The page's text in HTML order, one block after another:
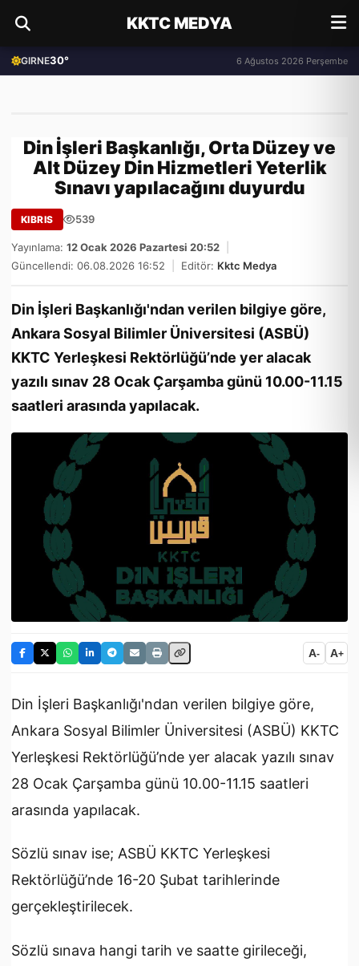
KKTC MEDYA
GIRNE30° 6 Ağustos 2026 Perşembe
Din İşleri Başkanlığı, Orta Düzey ve
Alt Düzey Din Hizmetleri Yeterlik
Sınavı yapılacağını duyurdu
KIBRIS 539
Yayınlama: 12 Ocak 2026 Pazartesi 20:52
Güncellendi: 06.08.2026 16:52
Editör: Kktc Medya
Din İşleri Başkanlığı'ndan verilen bilgiye göre,
Ankara Sosyal Bilimler Üniversitesi (ASBÜ)
KKTC Yerleşkesi Rektörlüğü’nde yer alacak
yazılı sınav 28 Ocak Çarşamba günü 10.00-11.15
saatleri arasında yapılacak.
A- A+
Din İşleri Başkanlığı'ndan verilen bilgiye göre,
Ankara Sosyal Bilimler Üniversitesi (ASBÜ) KKTC
Yerleşkesi Rektörlüğü’nde yer alacak yazılı sınav
28 Ocak Çarşamba günü 10.00-11.15 saatleri
arasında yapılacak.
Sözlü sınav ise; ASBÜ KKTC Yerleşkesi
Rektörlüğü’nde 16-20 Şubat tarihlerinde
gerçekleştirilecek.
Sözlü sınava hangi tarih ve saatte girileceği,